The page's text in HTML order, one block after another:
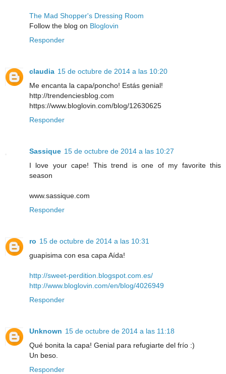
The Mad Shopper's Dressing Room
Follow the blog on Bloglovin
Responder
claudia 15 de octubre de 2014 a las 10:20
Me encanta la capa/poncho! Estás genial!
http://trendenciesblog.com
https://www.bloglovin.com/blog/12630625
Responder
Sassique 15 de octubre de 2014 a las 10:27
I love your cape! This trend is one of my favorite this
season
www.sassique.com
Responder
ro 15 de octubre de 2014 a las 10:31
guapisima con esa capa Aída!
http://sweet-perdition.blogspot.com.es/
http://www.bloglovin.com/en/blog/4026949
Responder
Unknown 15 de octubre de 2014 a las 11:18
Qué bonita la capa! Genial para refugiarte del frío :)
Un beso.
Responder